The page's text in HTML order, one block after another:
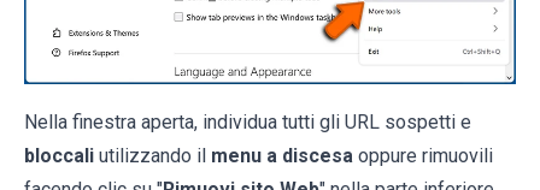
Nella finestra aperta, individua tutti gli URL sospetti e
bloccali utilizzando il menu a discesa oppure rimuovili